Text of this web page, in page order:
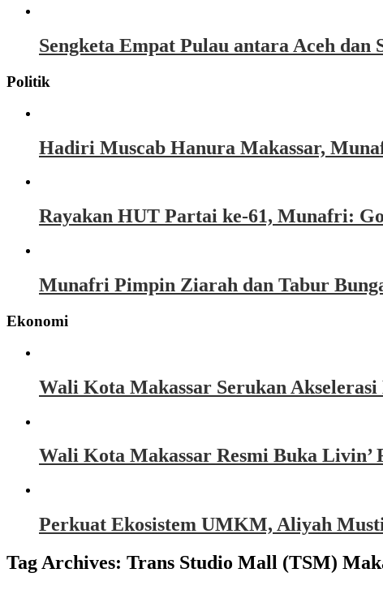
Sengketa Empat Pulau antara Aceh
Politik
Hadiri Muscab Hanura Makassar,
Rayakan HUT Partai ke-61, Munafri:
Munafri Pimpin Ziarah dan Tabur
Ekonomi
Wali Kota Makassar Serukan
Wali Kota Makassar Resmi Buka Livin’
Perkuat Ekosistem UMKM, Aliyah
Tag Archives: Trans Studio Mall (TSM)